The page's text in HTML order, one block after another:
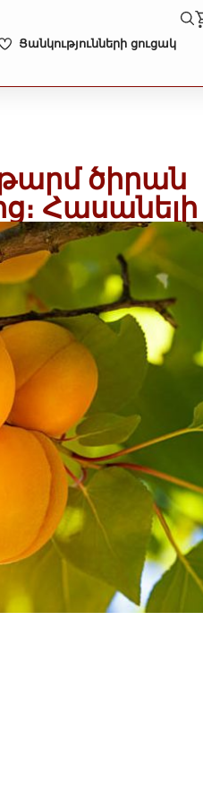
Ցանկությունների ցուցակ
ծիրան
Հասանելի
19-ից
Չդասակարգված
Այս ապրանքը
ժամկետը
առկա մյուս
կարող եք
ցուցակում